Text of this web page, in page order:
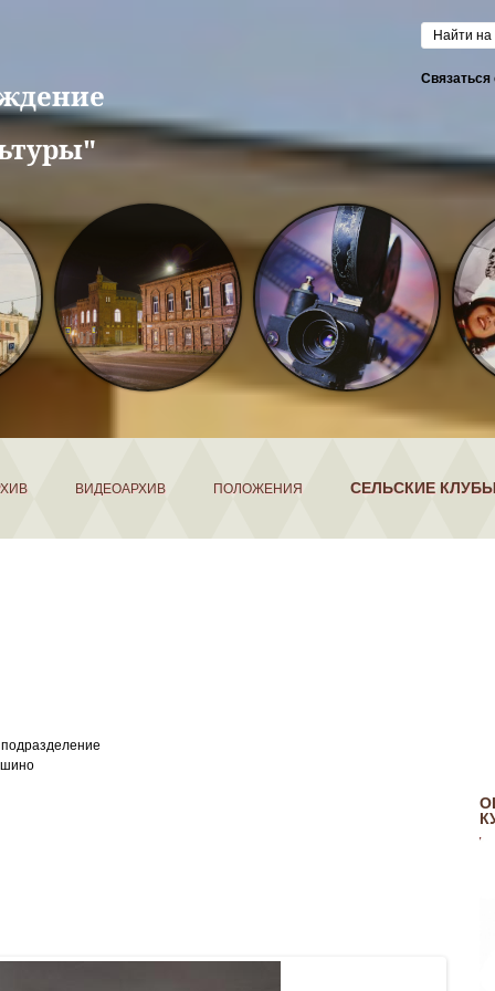
ВИДЕОАРХИВ ПОЛОЖЕНИЯ СЕЛЬСКИЕ